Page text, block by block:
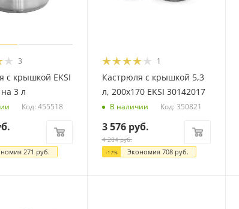
3
с крышкой EKSI
3 л
Код: 455518
271 руб.
1
Кастрюля с крышкой 5,3
л, 200х170 EKSI 30142017
В наличии Код: 350821
3 576руб.
4 284руб.
-17% Экономия 708руб.